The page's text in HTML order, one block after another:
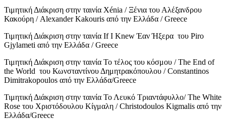
Τιμητική Διάκριση στην ταινία Xénia / Ξένια του Αλέξανδρου
Κακούρη / Alexander Kakouris από την Ελλάδα / Greece
Τιμητική Διάκριση στην ταινία If I Knew Έαν Ήξερα του Piro
Gjylameti από την Ελλάδα / Greece
Τιμητική Διάκριση στην ταινία Το τέλος του κόσμου / The End of
the World του Κωνσταντίνου Δημητρακόπουλου / Constantinos
Dimitrakopoulos από την Ελλάδα/Greece
Τιμητική Διάκριση στην ταινία Το Λευκό Τριαντάφυλλο/ The White
Rose του Χριστόδουλου Κίγμαλη / Christodoulos Kigmalis από την
Ελλάδα/Greece